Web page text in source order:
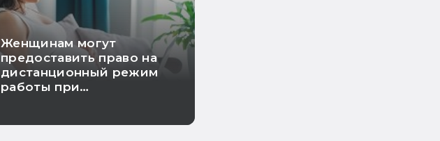
Женщинам могут
предоставить право на
дистанционный режим
работы при